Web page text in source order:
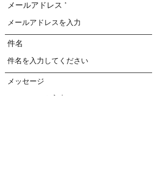
メールアドレス
件名
メッセージ